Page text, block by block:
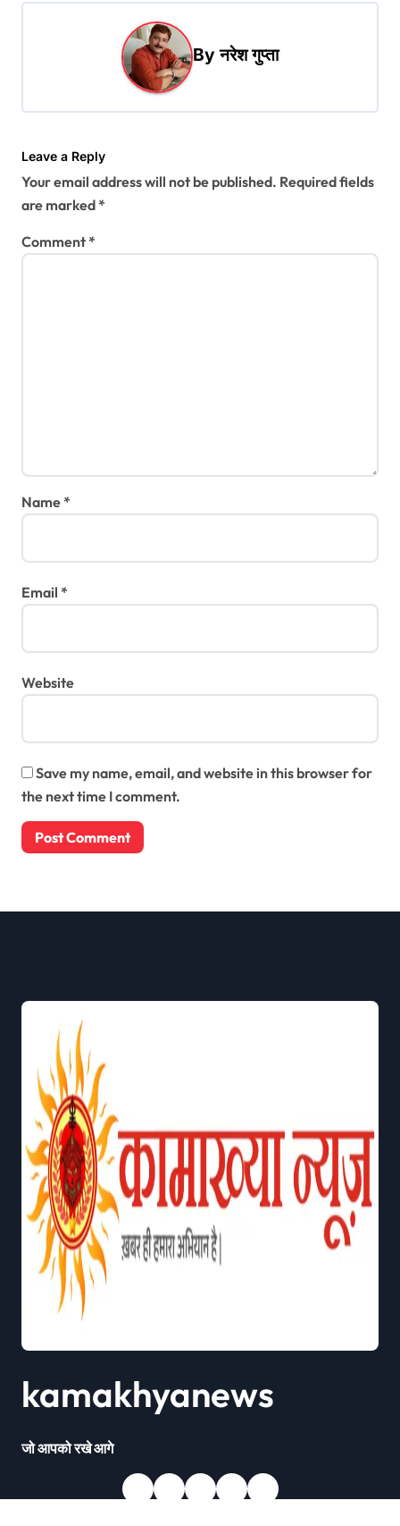
t
i
n
Byनरेश गुप्ता
Leave a Reply
Your email address will not be published. Required fields
are marked*
Comment*
Name*
Email *
Website
Save my name, email, and website in this browser for
the next time I comment.
kamakhyanews
जो आपको रखे आगे